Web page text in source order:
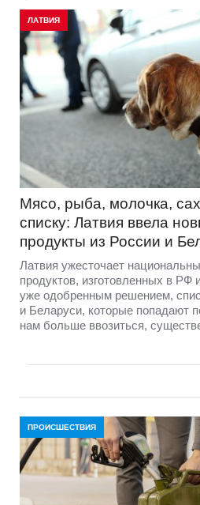
ЛАТВИЯ
Мясо, рыба, молочка,
списку: Латвия ввела
продукты из России и
Латвия ужесточает
продуктов, изготовленных в РФ
уже одобренным решением,
и Беларуси, которые попадают
нам больше ввозиться,
ПРОИСШЕСТВИЯ